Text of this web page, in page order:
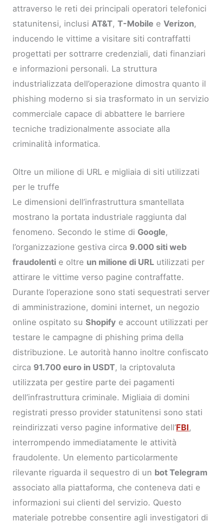
attraverso le reti dei principali operatori telefonici
statunitensi, inclusi AT&T,T-Mobile eVerizon,
inducendo le vittime a visitare siti contraffatti
progettati per sottrarre credenziali, dati finanziari
e informazioni personali. La struttura
industrializzata dell’operazione dimostra quanto il
phishing moderno si sia trasformato in un servizio
commerciale capace di abbattere le barriere
tecniche tradizionalmente associate alla
criminalità informatica.
Oltre un milione di URL e migliaia di siti utilizzati
per le truffe
Le dimensioni dell’infrastruttura smantellata
mostrano la portata industriale raggiunta dal
fenomeno. Secondo le stime di Google,
l’organizzazione gestiva circa 9.000 siti web
fraudolenti e oltre un milione di URL utilizzati per
attirare le vittime verso pagine contraffatte.
Durante l’operazione sono stati sequestrati server
di amministrazione, domini internet, un negozio
online ospitato suShopify e account utilizzati per
testare le campagne di phishing prima della
distribuzione. Le autorità hanno inoltre confiscato
circa 91.700 euro in USDT, la criptovaluta
utilizzata per gestire parte dei pagamenti
dell’infrastruttura criminale. Migliaia di domini
registrati presso provider statunitensi sono stati
reindirizzati verso pagine informative dell’FBI,
interrompendo immediatamente le attività
fraudolente. Un elemento particolarmente
rilevante riguarda il sequestro di un bot Telegram
associato alla piattaforma, che conteneva dati e
informazioni sui clienti del servizio. Questo
materiale potrebbe consentire agli investigatori di